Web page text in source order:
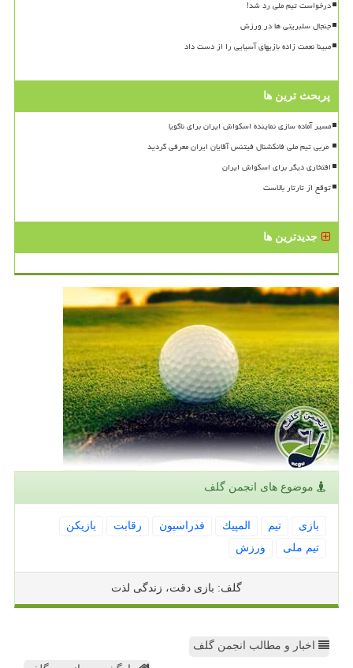
درخواست تیم ملی رد شد!
جنجال سلبریتی ها در ورزش
مبینا نعمت زاده بازیهای آسیایی را از دست داد
پربحث ترین ها
مسیر آماده سازی نماینده اسکواش ایران برای ناگویا
افتخاری دیگر برای اسکواش ایران
توقع از تارتار بالاست
جدیدترین ها
موضوع های انجمن گلف
بازی تیم المپیك فدراسیون رقابت
بازیكن
تیم ملی
ورزش
گلف: بازی دقت، زندگی لذت
اخبار و مطالب انجمن گلف